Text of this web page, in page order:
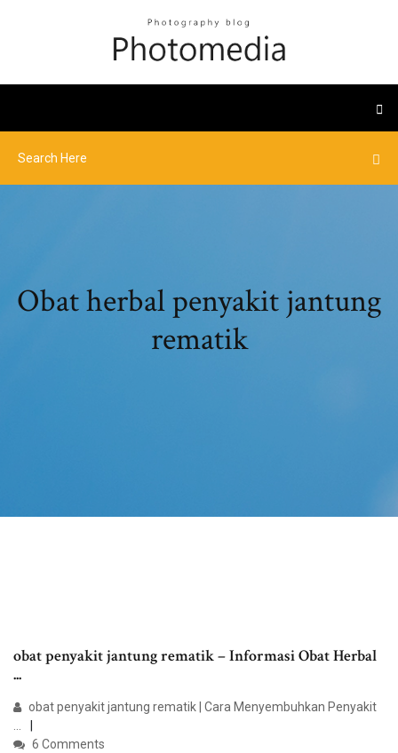
Obat herbal penyakit jantung
rematik
obat penyakit jantung rematik – Informasi Obat Herbal
...
obat penyakit jantung rematik | Cara Menyembuhkan Penyakit
...
6 Comments